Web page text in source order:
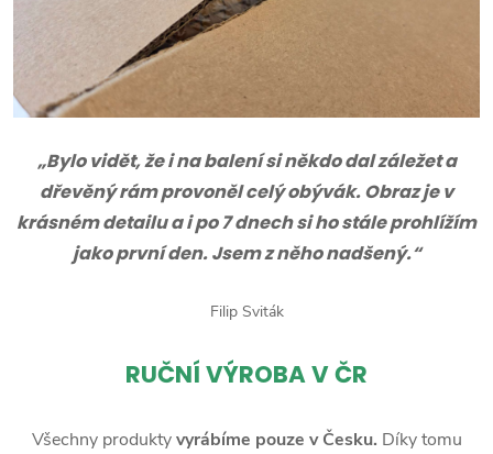
„Bylo vidět, že i na balení si někdo dal záležet a
dřevěný rám provoněl celý obývák. Obraz je v
krásném detailu a i po 7 dnech si ho stále prohlížím
jako první den. Jsem z něho nadšený.“
Filip Sviták
RUČNÍ VÝROBA V ČR
Všechny produktyvyrábíme pouze v Česku. Díky tomu